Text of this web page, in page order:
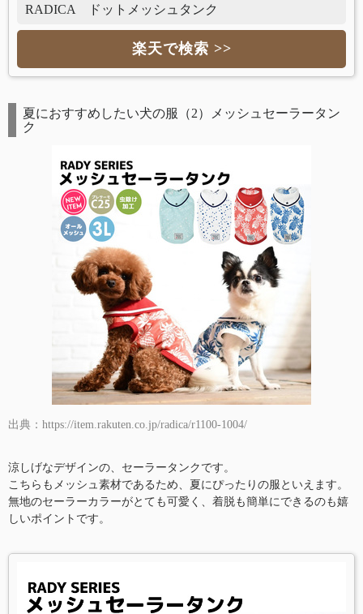
RADICA ドットメッシュタンク
楽天で検索 >>
夏におすすめしたい犬の服（2）メッシュセーラータン
ク
出典：https://item.rakuten.co.jp/radica/r1100-1004/
涼しげなデザインの、セーラータンクです。
こちらもメッシュ素材であるため、夏にぴったりの服といえます。
無地のセーラーカラーがとても可愛く、着脱も簡単にできるのも嬉
しいポイントです。